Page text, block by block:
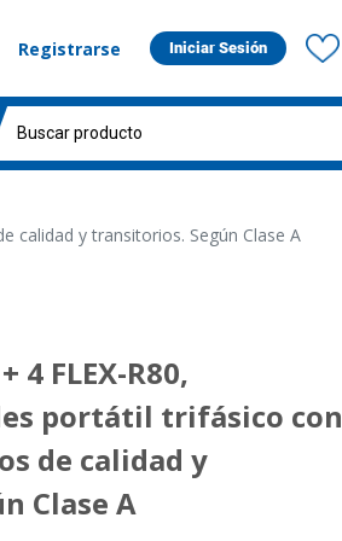
Registrarse Iniciar Sesión
calidad y transitorios. Según Clase A
4 FLEX-R80,
portátil trifásico con
de calidad y
Clase A